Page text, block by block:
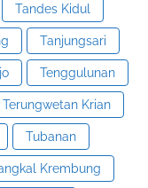
Tandes Kidul
Tanjungsari
Tenggulunan
Terungwetan Krian
Tubanan
Krembung